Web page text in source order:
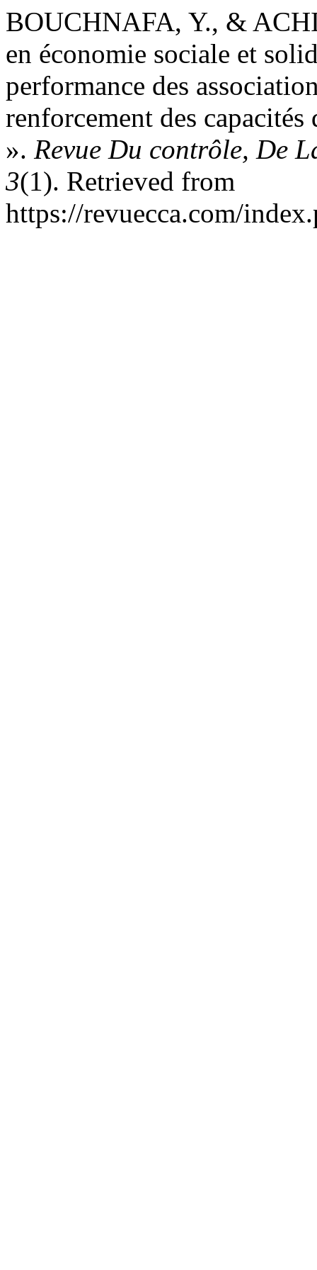
BOUCHNAFA, Y., &
en économie sociale et
performance des
renforcement des
». Revue Du contrôle, De
3(1). Retrieved from
https://revuecca.com/